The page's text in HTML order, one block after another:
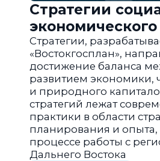
Стратегии
субъектов РФ
Стратегии,
«Востокгосплан»,
достижение баланса
развитием экономики,
и природного
стратегий лежат
практики в области
планирования и опыта,
процессе работы с
Дальнего Востока